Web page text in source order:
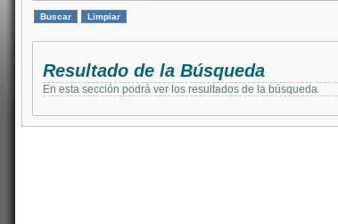
Resultado de la Búsqueda
En esta sección podrá ver los resultados de la búsqueda